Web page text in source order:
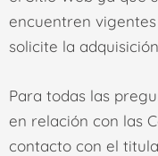
encuentren
solicite la
Para todas las
en relación con las
contacto con el